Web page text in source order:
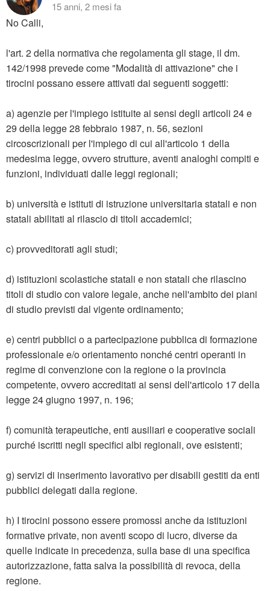
15 anni, 2 mesi fa
No Calli,
l'art. 2 della normativa che regolamenta gli stage, il dm.
142/1998 prevede come "Modalità di attivazione" che i
tirocini possano essere attivati dai seguenti soggetti:
a) agenzie per l'impiego istituite ai sensi degli articoli 24 e
29 della legge 28 febbraio 1987, n. 56, sezioni
circoscrizionali per l'impiego di cui all'articolo 1 della
medesima legge, ovvero strutture, aventi analoghi compiti e
funzioni, individuati dalle leggi regionali;
b) università e istituti di istruzione universitaria statali e non
statali abilitati al rilascio di titoli accademici;
c) provveditorati agli studi;
d) istituzioni scolastiche statali e non statali che rilascino
titoli di studio con valore legale, anche nell'ambito dei piani
di studio previsti dal vigente ordinamento;
e) centri pubblici o a partecipazione pubblica di formazione
professionale e/o orientamento nonché centri operanti in
regime di convenzione con la regione o la provincia
competente, ovvero accreditati ai sensi dell'articolo 17 della
legge 24 giugno 1997, n. 196;
f) comunità terapeutiche, enti ausiliari e cooperative sociali
purché iscritti negli specifici albi regionali, ove esistenti;
g) servizi di inserimento lavorativo per disabili gestiti da enti
pubblici delegati dalla regione.
h) I tirocini possono essere promossi anche da istituzioni
formative private, non aventi scopo di lucro, diverse da
quelle indicate in precedenza, sulla base di una specifica
autorizzazione, fatta salva la possibilità di revoca, della
regione.